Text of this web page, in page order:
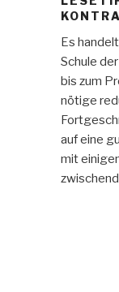
Es
Schule
bis zum
nötige
auf eine
mit